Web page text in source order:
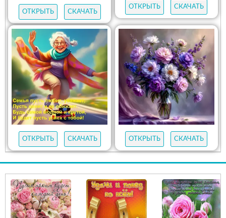
ОТКРЫТЬ СКАЧАТЬ
ОТКРЫТЬ СКАЧАТЬ
ОТКРЫТЬ СКАЧАТЬ ОТКРЫТЬ СКАЧАТЬ